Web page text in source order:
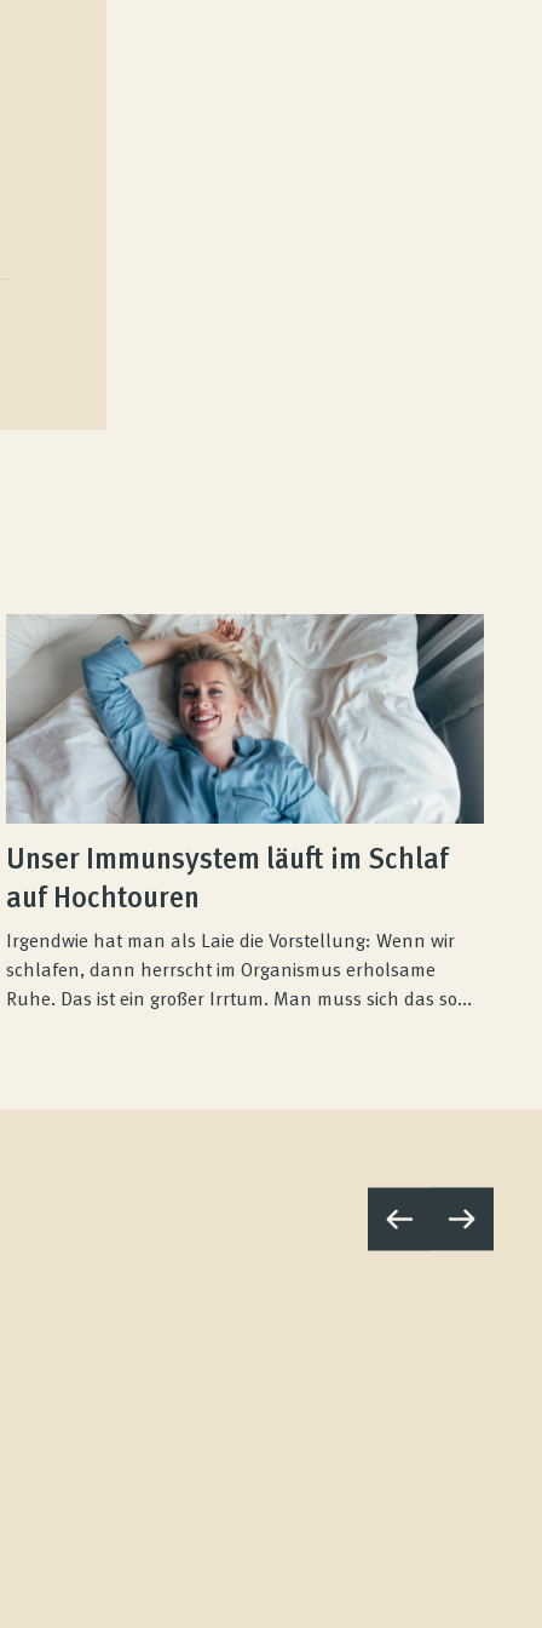
Unser Immunsystem läuft im Schlaf
auf Hochtouren
Irgendwie hat man als Laie die Vorstellung: Wenn wir
schlafen, dann herrscht im Organismus erholsame
Ruhe. Das ist ein großer Irrtum. Man muss sich das so...